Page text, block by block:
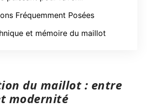
Fréquemment Posées
et mémoire du maillot
du maillot : entre
modernité